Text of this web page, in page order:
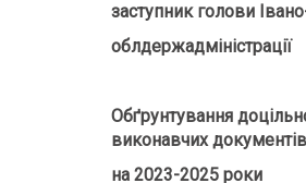
заступник голови
Обґрунтування
виконавчих документів
на 2023-2025 роки